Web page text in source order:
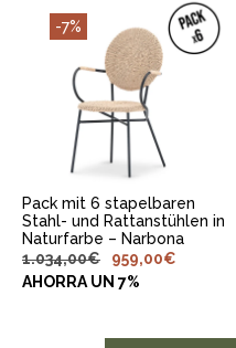
-7%
IN DEN
WARENKORB
LEGEN
Pack mit 6 stapelbaren
Stahl- und Rattanstühlen in
Naturfarbe – Narbona
1.034,00€ 959,00€
AHORRA UN 7%